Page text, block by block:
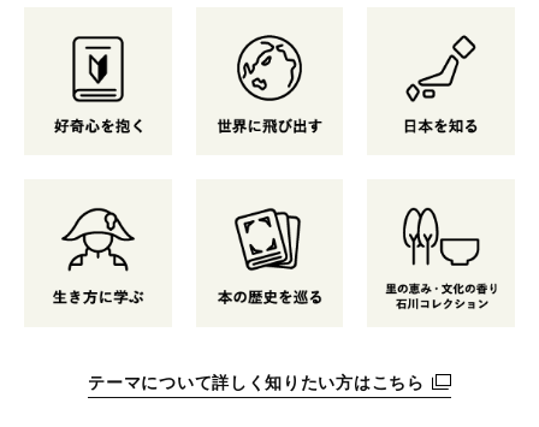
テーマについて詳しく知りたい方はこちら